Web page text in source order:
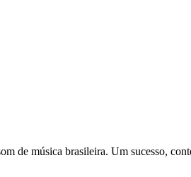
de música brasileira. Um sucesso,